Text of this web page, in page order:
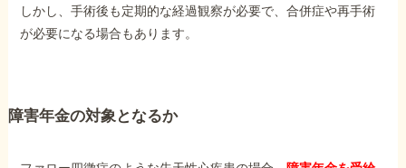
しかし、手術後も定期的な経過観察が必要で、合併症や再手術
が必要になる場合もあります。
障害年金の対象となるか